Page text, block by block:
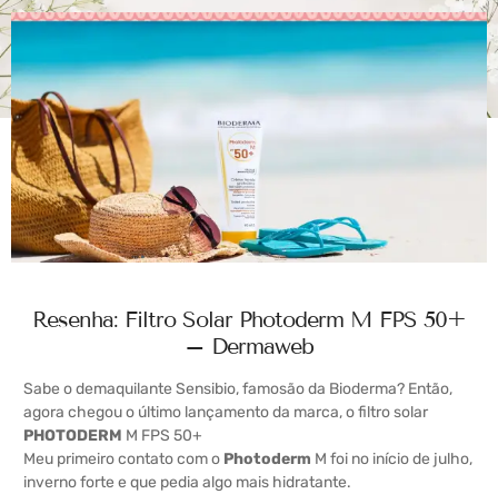
Resenha: Filtro Solar Photoderm M FPS 50+
– Dermaweb
Sabe o demaquilante Sensibio, famosão da Bioderma? Então,
agora chegou o último lançamento da marca, o filtro solar
PHOTODERM M FPS 50+
Meu primeiro contato com o Photoderm M foi no início de julho,
inverno forte e que pedia algo mais hidratante.